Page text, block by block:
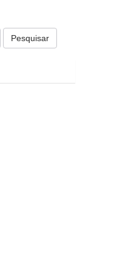
Pesquisar